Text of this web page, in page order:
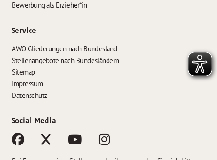
Bewerbung als Erzieher*in
Service
AWO Gliederungen nach Bundesland
Stellenangebote nach Bundesländern
Sitemap
Impressum
Datenschutz
Social Media